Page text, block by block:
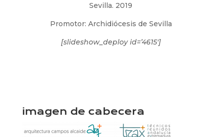
Sevilla. 2019
Promotor: Archidiócesis de Sevilla
[slideshow_deploy id=’4615′]
imagen de cabecera